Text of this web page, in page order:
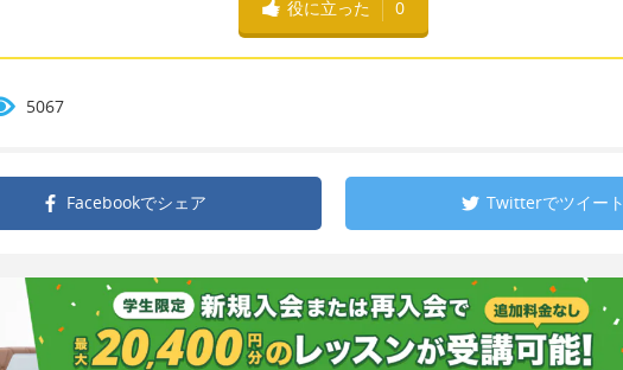
役に立った 0
5067
Facebookでシェア Twitterでツイート